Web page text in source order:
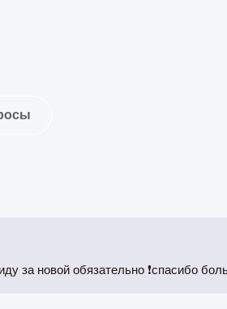
за новой обязательно ❗спасибо